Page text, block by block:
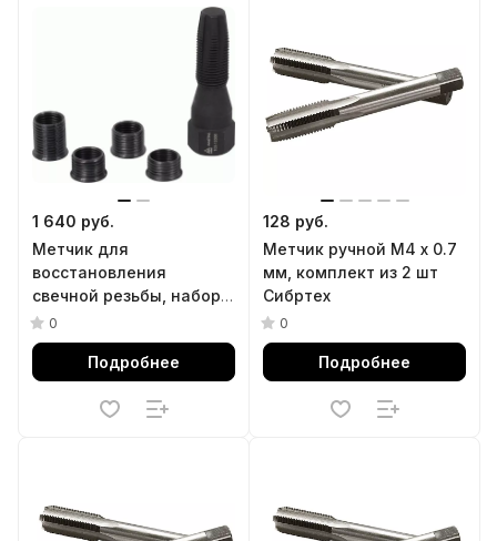
1 640 руб.
Метчик для
восстановления
свечной резьбы, набор
ремонтных вставок
(футорок), 5 предметов
МАСТАК 103-12005
0
Подробнее
128 руб.
Метчик ручной М4 х 0.7
мм, комплект из 2 шт
Сибртех
0
Подробнее